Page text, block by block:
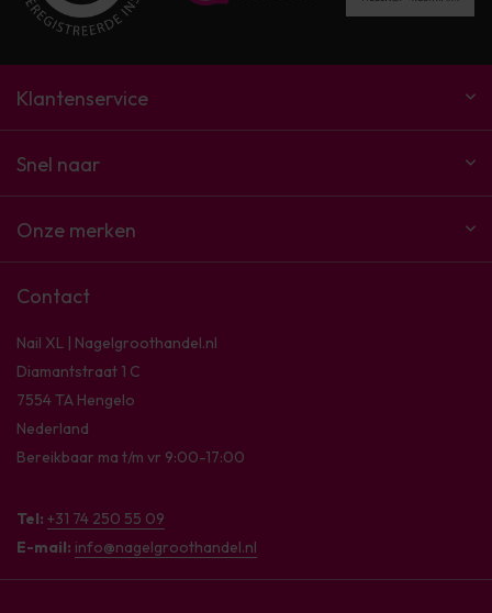
Klantenservice
Snel naar
Onze merken
Contact
Nail XL | Nagelgroothandel.nl
Diamantstraat 1 C
7554 TA Hengelo
Nederland
Bereikbaar ma t/m vr 9:00-17:00
Tel: +31 74 250 55 09
E-mail: info@nagelgroothandel.nl